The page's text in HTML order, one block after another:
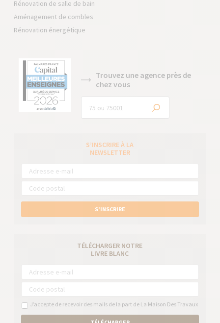
Rénovation de salle de bain
Aménagement de combles
Rénovation énergétique
Trouvez une agence près de
chez vous
S’INSCRIRE À LA
NEWSLETTER
S’INSCRIRE
TÉLÉCHARGER NOTRE
LIVRE BLANC
J’accepte de recevoir des mails de la part de La Maison Des Travaux